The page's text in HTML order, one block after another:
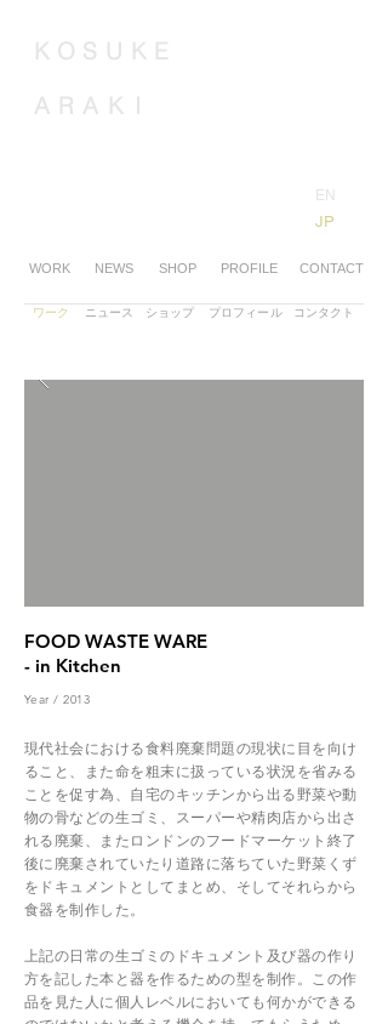
K O S U K E
A R A K I
WORK NEWS SHOP PROFILE CONTACT
​EN
​JP
​ワーク ​ニュース ​ショップ ​プロフィール ​コンタクト
FOOD WASTE WARE
- in Kitchen
Year / 2013
現代社会における食料廃棄問題の現状に目を向け
ること、また命を粗末に扱っている状況を省みる
ことを促す為、自宅のキッチンから出る野菜や動
物の骨などの生ゴミ、スーパーや精肉店から出さ
れる廃棄、またロンドンのフードマーケット終了
後に廃棄されていたり道路に落ちていた野菜くず
をドキュメントとしてまとめ、そしてそれらから
食器を制作した。
上記の日常の生ゴミのドキュメント及び器の作り
方を記した本と器を作るための型を制作。この作
品を見た人に個人レベルにおいても何かができる